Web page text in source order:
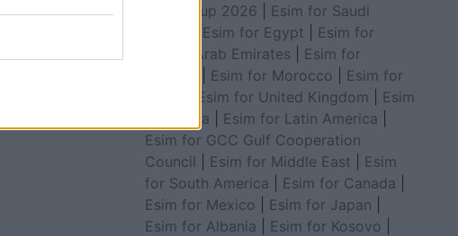
World Cup 2026
Esim for Saudi
Esim for Egypt
Esim for
United Arab Emirates
Esim for
Esim for Morocco
Esim for
Esim for United Kingdom
Esim
for Africa
Esim for Latin America
Esim for GCC Gulf Cooperation
Council
Esim for Middle East
Esim
for South America
Esim for Canada
Esim for Mexico
Esim for Japan
Esim for Albania
Esim for Kosovo